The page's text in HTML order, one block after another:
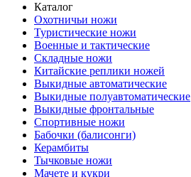
Каталог
Охотничьи ножи
Туристические ножи
Военные и тактические
Складные ножи
Китайские реплики ножей
Выкидные автоматические
Выкидные полуавтоматические
Выкидные фронтальные
Спортивные ножи
Бабочки (балисонги)
Керамбиты
Тычковые ножи
Мачете и кукри